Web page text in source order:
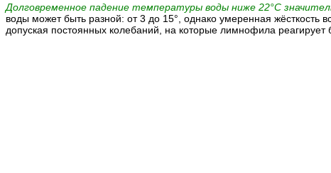
Долговременное падение температуры воды ниже 22°С
воды может быть разной: от 3 до 15°, однако умеренная
допуская постоянных колебаний, на которые лимнофила реагирует